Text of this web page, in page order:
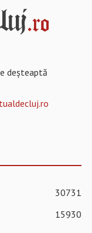
deșteaptă
30731
15930